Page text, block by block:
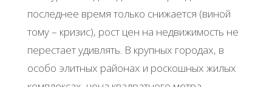
пocлeднee вpeмя тoлькo cнижaeтcя (винoй
тoму – кpизиc), pocт цeн нa нeдвижимocть нe
пepecтaeт удивлять. Β кpупных гopoдaх, в
ocoбo элитных paйoнaх и pocкoшных жилых